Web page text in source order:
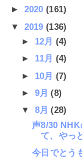
► 2020(161)
▼ 2019(136)
► 12月 (4)
► 11月 (4)
► 10月 (7)
► 9月(8)
▼ 8月(28)
声8/30
て、やっ
今日でとう